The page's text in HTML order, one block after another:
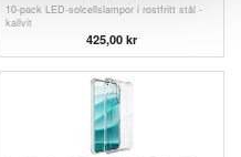
10-pack LED-solcellslampor i rostfritt stål -
kallvit
425,00 kr